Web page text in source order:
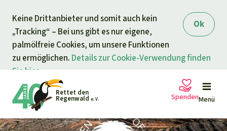
Ok
Keine Drittanbieter und somit auch kein
„Tracking“ – Bei uns gibt es nur eigene,
palmölfreie Cookies, um unsere Funktionen
zu ermöglichen. Details zur Cookie-Verwendung finden
Sie hier.
springen
Rettet den
Regenwald e. V. Menü
Spenden